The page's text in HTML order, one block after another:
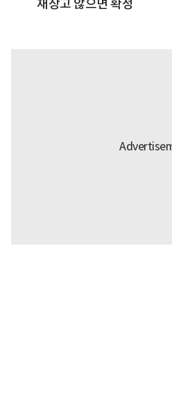
재상고 않으면 확정